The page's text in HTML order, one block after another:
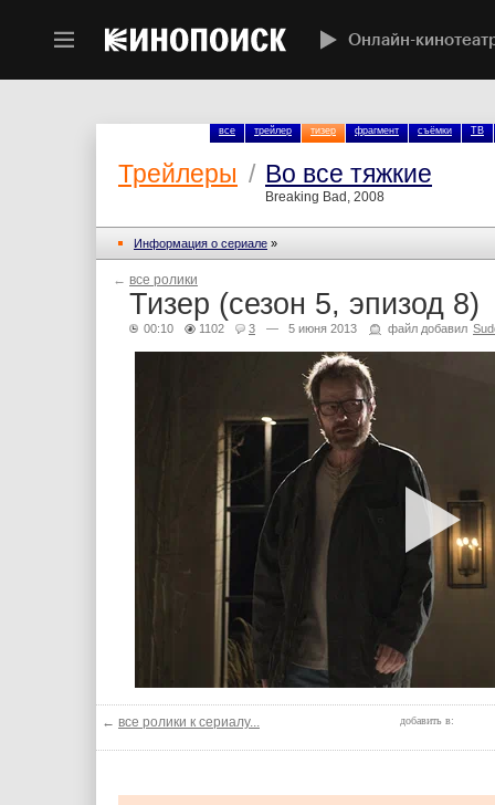
Онлайн-
все трейлер тизер фрагмент съёмки ТВ
Трейлеры / Во все тяжкие
Breaking Bad, 2008
Информация о сериале »
← все ролики
Тизер (сезон 5, эпизод 8)
00:10 1102 3 — 5 июня 2013 файл добавил
← все ролики к сериалу... добавить в: